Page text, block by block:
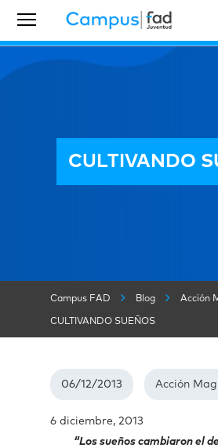
CULTIVANDO
Campus FAD Blog Acción
CULTIVANDO SUEÑOS
06/12/2013 Acción
6 diciembre, 2013
“Los sueños cambiaron el